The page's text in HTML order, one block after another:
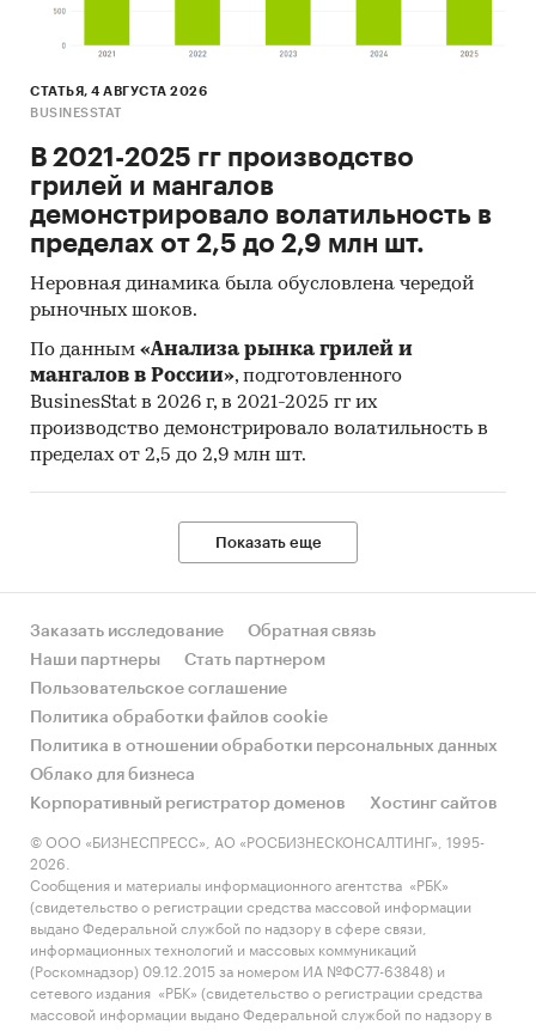
Газпрома, млрд м 3
Потребители,
обслуживаемые
дочерними и
зависимыми ГРО
Газпрома (природный
газ), в т. ч.:
квартиры и частные
домовладения, млн ед.
промышленные объекты,
тыс. ед.
сельскохозяйственные
коммунально-бытовые
объекты, тыс. ед.
Объем финансирования
Газпромом программ
газификации, млрд руб.
Уровень газификации
природным газом*, в т. ч.:
города и поселки
городского типа
сельская местность
фиксированного по состоянию на 2005 г.
Источник: «Справочник. Газпром в цифрах
2014-2018»
***
График 1.
СТАТЬЯ, 4 АВГУСТА 2026
BUSINESSTAT
В 2021-2025 гг производство
грилей и мангалов
демонстрировало волатильность в
пределах от 2,5 до 2,9 млн шт.
Неровная динамика была обусловлена чередой
рыночных шоков.
По данным «Анализа рынка грилей и
мангалов в России», подготовленного
BusinesStat в 2026 г, в 2021-2025 гг их
производство демонстрировало волатильность в
пределах от 2,5 до 2,9 млн шт.
Показать еще
Заказать исследование
Обратная связь
Наши партнеры
Стать партнером
Пользовательское соглашение
Политика обработки файлов cookie
Политика в отношении обработки персональных данных
Облако для бизнеса
Корпоративный регистратор доменов
Хостинг сайтов
© ООО «БИЗНЕСПРЕСС», АО «РОСБИЗНЕСКОНСАЛТИНГ», 1995-
2026.
Сообщения и материалы информационного агентства «РБК»
(свидетельство о регистрации средства массовой информации
выдано Федеральной службой по надзору в сфере связи,
информационных технологий и массовых коммуникаций
(Роскомнадзор) 09.12.2015 за номером ИА №ФС77-63848) и
сетевого издания «РБК» (свидетельство о регистрации средства
массовой информации выдано Федеральной службой по надзору в